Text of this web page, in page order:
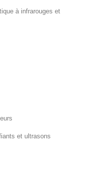
à infrarouges et
et ultrasons